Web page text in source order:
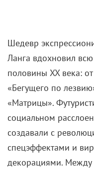
Шедевр
Ланга вдохновил всю
половины XX века:
«Бегущего по
«Матрицы».
социальном
создавали с
спецэффектами и
декорациями. Между